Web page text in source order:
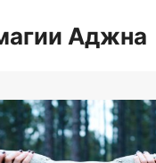
Аджна